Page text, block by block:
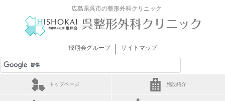
広島県呉市の整形外科クリニック
飛翔会グループ｜ サイトマップ
トップページ 施設紹介